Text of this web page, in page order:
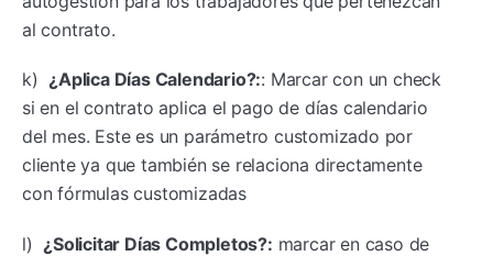
al contrato.
k) ¿Aplica Días Calendario?:: Marcar con un check
si en el contrato aplica el pago de días calendario
del mes. Este es un parámetro customizado por
cliente ya que también se relaciona directamente
con fórmulas customizadas
l) ¿Solicitar Días Completos?: marcar en caso de